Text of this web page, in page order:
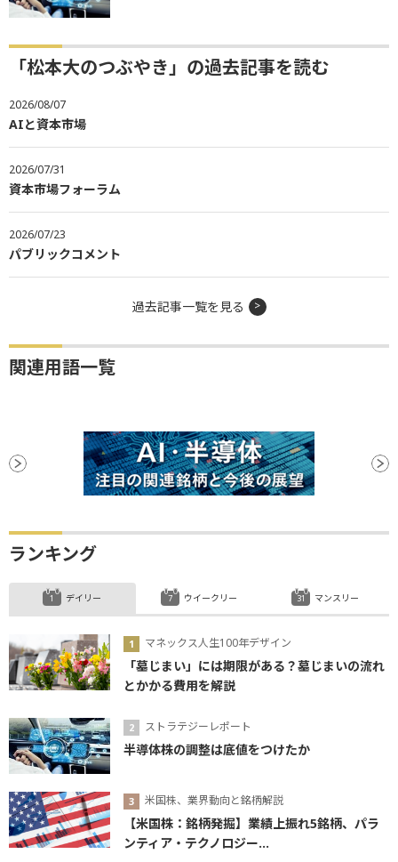
「松本大のつぶやき」の過去記事を読む
2026/08/07
AIと資本市場
2026/07/31
資本市場フォーラム
2026/07/23
パブリックコメント
過去記事一覧を見る
関連用語一覧
ランキング
デイリー
マネックス人生100年デザイン
「墓じまい」には期限がある？墓じまいの流れ
とかかる費用を解説
ストラテジーレポート
半導体株の調整は底値をつけたか
米国株、業界動向と銘柄解説
【米国株：銘柄発掘】業績上振れ5銘柄、パラ
ンティア・テクノロジー...
ウイークリー マンスリー